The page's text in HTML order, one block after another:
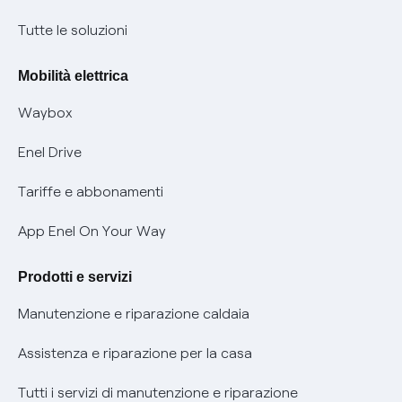
Condizioni generali di contratto prodotti e servizi
Nuove regole europee per la protezione dei dati
Offerte Placet non vulnerabili
Offerta Tutela Vulnerabilità Gas
Mobilità Elettrica
Phishing e truffe online
Verifica chi ti ha chiamato
Informativa RAEE
Tutte le soluzioni
Mobilità elettrica
Waybox
Enel Drive
Tariffe e abbonamenti
App Enel On Your Way
Prodotti e servizi
Manutenzione e riparazione caldaia
Assistenza e riparazione per la casa
Tutti i servizi di manutenzione e riparazione